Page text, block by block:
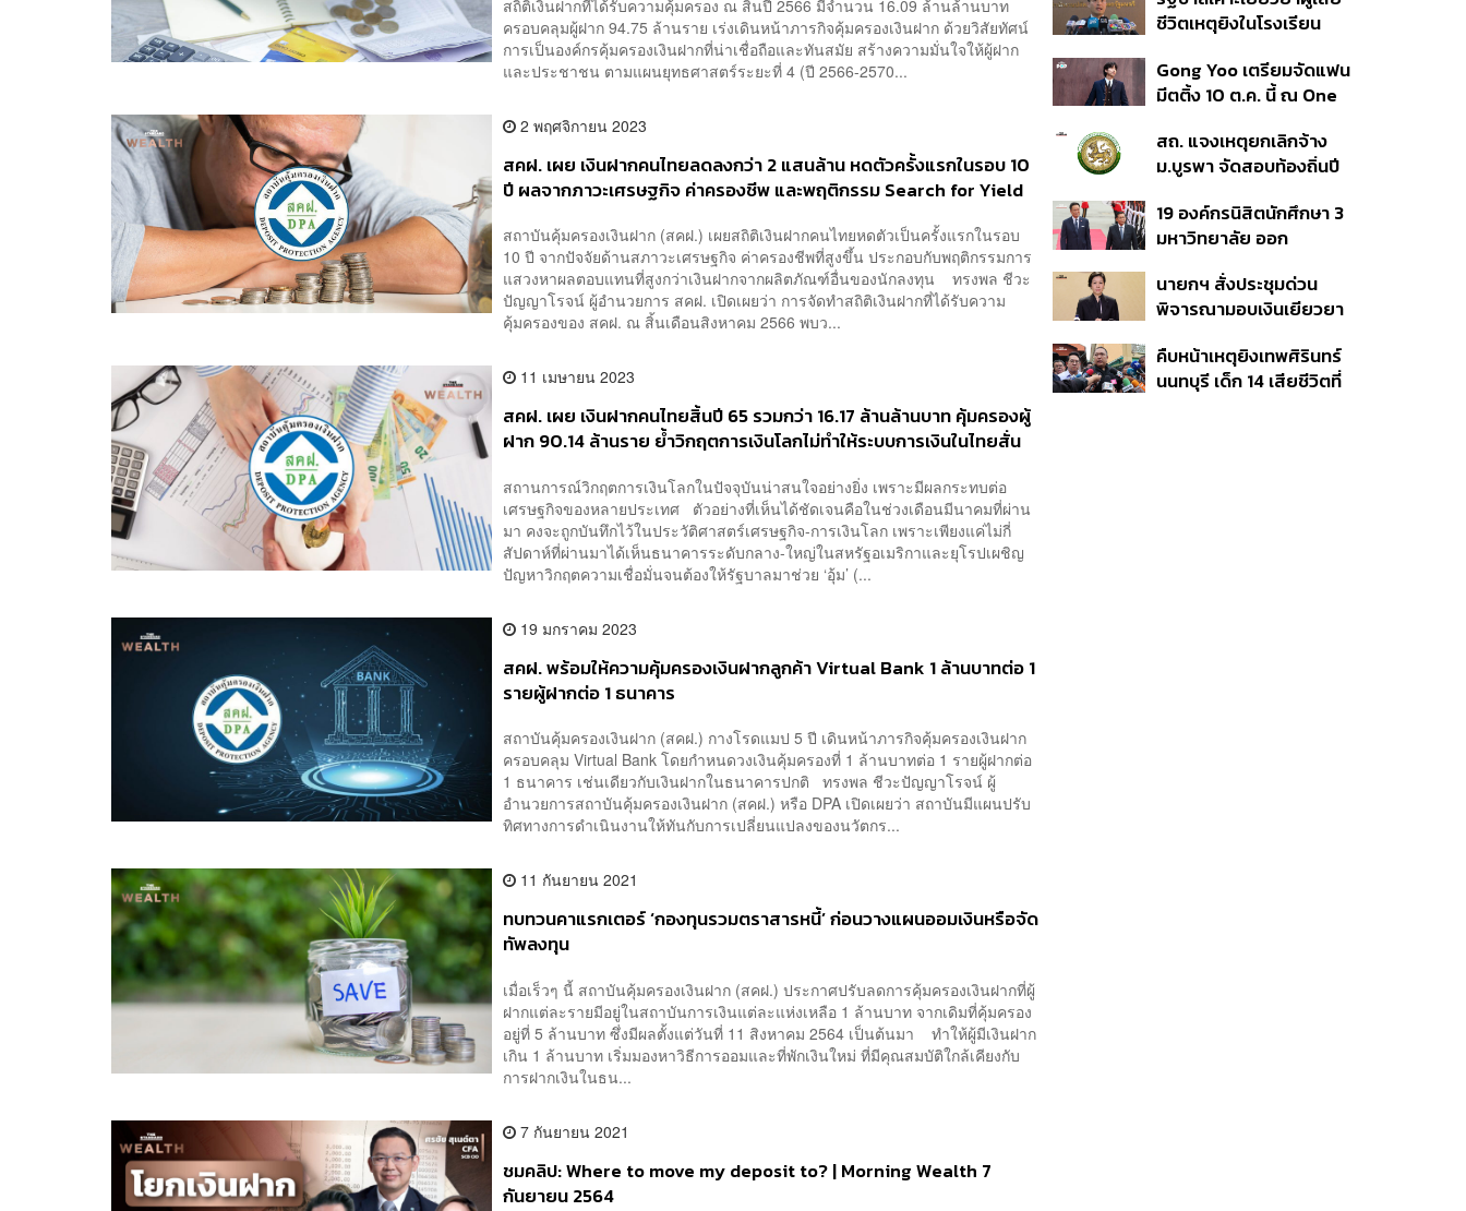
สถิติเงินฝากที่ได้รับความคุ้มครอง ณ สิ้นปี 2566 มีจำนวน 16.09 ล้านล้านบาท
ครอบคลุมผู้ฝาก 94.75 ล้านราย เร่งเดินหน้าภารกิจคุ้มครองเงินฝาก ด้วยวิสัยทัศน์
การเป็นองค์กรคุ้มครองเงินฝากที่น่าเชื่อถือและทันสมัย สร้างความมั่นใจให้ผู้ฝาก
และประชาชน ตามแผนยุทธศาสตร์ระยะที่ 4 (ปี 2566-2570...
2 พฤศจิกายน 2023
สคฝ. เผย เงินฝากคนไทยลดลงกว่า 2 แสนล้าน หดตัวครั้งแรกในรอบ 10
ปี ผลจากภาวะเศรษฐกิจ ค่าครองชีพ และพฤติกรรม Search for Yield
สถาบันคุ้มครองเงินฝาก (สคฝ.) เผยสถิติเงินฝากคนไทยหดตัวเป็นครั้งแรกในรอบ
10 ปี จากปัจจัยด้านสภาวะเศรษฐกิจ ค่าครองชีพที่สูงขึ้น ประกอบกับพฤติกรรมการ
แสวงหาผลตอบแทนที่สูงกว่าเงินฝากจากผลิตภัณฑ์อื่นของนักลงทุน ทรงพล ชีวะ
ปัญญาโรจน์ ผู้อำนวยการ สคฝ. เปิดเผยว่า การจัดทำสถิติเงินฝากที่ได้รับความ
คุ้มครองของ สคฝ. ณ สิ้นเดือนสิงหาคม 2566 พบว...
11 เมษายน 2023
สคฝ. เผย เงินฝากคนไทยสิ้นปี 65 รวมกว่า 16.17 ล้านล้านบาท คุ้มครองผู้
ฝาก 90.14 ล้านราย ย้ำวิกฤตการเงินโลกไม่ทำให้ระบบการเงินในไทยสั่น
สถานการณ์วิกฤตการเงินโลกในปัจจุบันน่าสนใจอย่างยิ่ง เพราะมีผลกระทบต่อ
เศรษฐกิจของหลายประเทศ ตัวอย่างที่เห็นได้ชัดเจนคือในช่วงเดือนมีนาคมที่ผ่าน
มา คงจะถูกบันทึกไว้ในประวัติศาสตร์เศรษฐกิจ-การเงินโลก เพราะเพียงแค่ไม่กี่
สัปดาห์ที่ผ่านมาได้เห็นธนาคารระดับกลาง-ใหญ่ในสหรัฐอเมริกาและยุโรปเผชิญ
ปัญหาวิกฤตความเชื่อมั่นจนต้องให้รัฐบาลมาช่วย ‘อุ้ม’ (...
19 มกราคม 2023
สคฝ. พร้อมให้ความคุ้มครองเงินฝากลูกค้า Virtual Bank 1 ล้านบาทต่อ 1
รายผู้ฝากต่อ 1 ธนาคาร
สถาบันคุ้มครองเงินฝาก (สคฝ.) กางโรดแมป 5 ปี เดินหน้าภารกิจคุ้มครองเงินฝาก
ครอบคลุม Virtual Bank โดยกำหนดวงเงินคุ้มครองที่ 1 ล้านบาทต่อ 1 รายผู้ฝากต่อ
1 ธนาคาร เช่นเดียวกับเงินฝากในธนาคารปกติ ทรงพล ชีวะปัญญาโรจน์ ผู้
อำนวยการสถาบันคุ้มครองเงินฝาก (สคฝ.) หรือ DPA เปิดเผยว่า สถาบันมีแผนปรับ
ทิศทางการดำเนินงานให้ทันกับการเปลี่ยนแปลงของนวัตกร...
11 กันยายน 2021
ทบทวนคาแรกเตอร์ ‘กองทุนรวมตราสารหนี้’ ก่อนวางแผนออมเงินหรือจัด
ทัพลงทุน
เมื่อเร็วๆ นี้ สถาบันคุ้มครองเงินฝาก (สคฝ.) ประกาศปรับลดการคุ้มครองเงินฝากที่ผู้
ฝากแต่ละรายมีอยู่ในสถาบันการเงินแต่ละแห่งเหลือ 1 ล้านบาท จากเดิมที่คุ้มครอง
อยู่ที่ 5 ล้านบาท ซึ่งมีผลตั้งแต่วันที่ 11 สิงหาคม 2564 เป็นต้นมา ทำให้ผู้มีเงินฝาก
เกิน 1 ล้านบาท เริ่มมองหาวิธีการออมและที่พักเงินใหม่ ที่มีคุณสมบัติใกล้เคียงกับ
การฝากเงินในธน...
7 กันยายน 2021
ชมคลิป: Where to move my deposit to? | Morning Wealth 7
กันยายน 2564
ชีวิตเหตุยิงในโรงเรียน
เหตุในอดีต เข้าเกณฑ์
สาธารณภัย พร้อมเร่งจ่าย
Gong Yoo เตรียมจัดแฟน
มีตติ้ง 10 ต.ค. นี้ ณ One
สถ. แจงเหตุยกเลิกจ้าง
ม.บูรพา จัดสอบท้องถิ่นปี
19 องค์กรนิสิตนักศึกษา 3
มหาวิทยาลัย ออก
รัฐบาลต้อนรับ ‘มิน อ่อง
หล่าย’
นายกฯ สั่งประชุมด่วน
พิจารณามอบเงินเยียวยา
ลบ. ทุพพลภาพ 7 แสนบาท
บาดเจ็บสาหัส 2 แสนบาท
คืบหน้าเหตุยิงเทพศิรินทร์
นนทบุรี เด็ก 14 เสียชีวิตที่